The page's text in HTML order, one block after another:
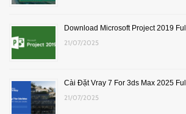
Download Microsoft Project 2019
21/07/2025
Cài Đặt Vray 7 For 3ds Max 2025
21/07/2025